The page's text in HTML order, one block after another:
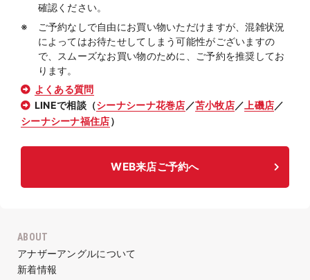
確認ください。
ご予約なしで自由にお買い物いただけますが、混雑状況
によってはお待たせしてしまう可能性がございますの
で、スムーズなお買い物のために、ご予約を推奨してお
ります。
よくある質問
LINEで相談（シーナシーナ花巻店 ／苫小牧店／ 上磯店／
シーナシーナ福住店）
WEB来店ご予約へ
ABOUT
アナザーアングルについて
新着情報